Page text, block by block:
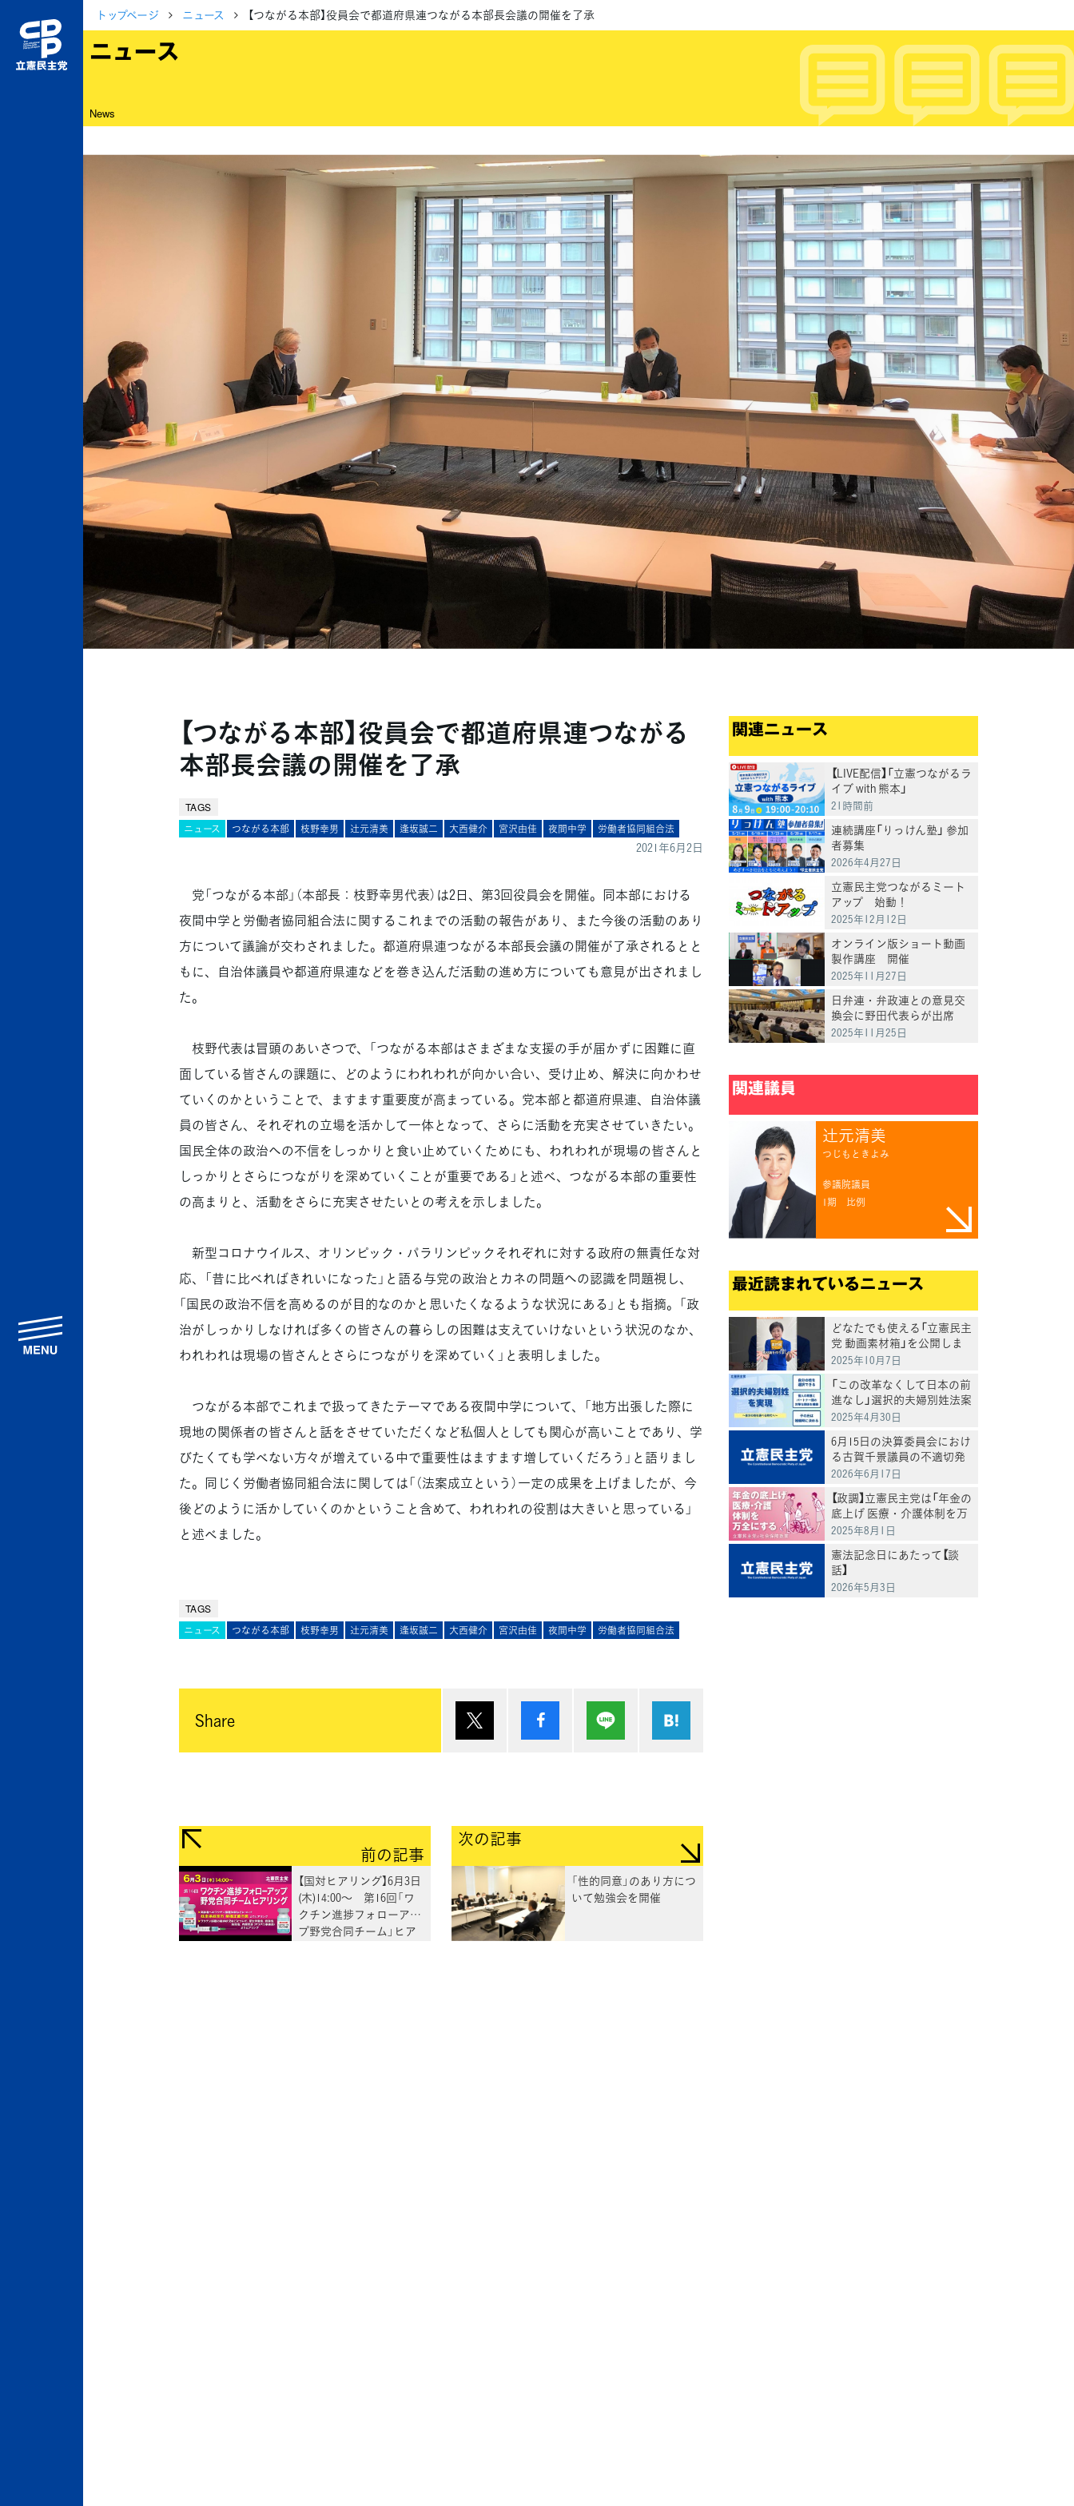
トップページ ニュース 【つながる本部】役員会で都道府県連つながる本部長会議の開催を了承
ニュース
News
【つながる本部】役員会で都道府県連つながる
本部長会議の開催を了承
TAGS
ニュース つながる本部 枝野幸男 辻󠄀元清美 逢坂誠二 大西健介 宮沢由佳 夜間中学 労働者協同組合法
2021年6月2日
党「つながる本部」（本部長：枝野幸男代表）は2日、第3回役員会を開催。同本部における
夜間中学と労働者協同組合法に関するこれまでの活動の報告があり、また今後の活動のあり
方について議論が交わされました。都道府県連つながる本部長会議の開催が了承されるとと
もに、自治体議員や都道府県連などを巻き込んだ活動の進め方についても意見が出されまし
た。
枝野代表は冒頭のあいさつで、「つながる本部はさまざまな支援の手が届かずに困難に直
面している皆さんの課題に、どのようにわれわれが向かい合い、受け止め、解決に向かわせ
ていくのかということで、ますます重要度が高まっている。党本部と都道府県連、自治体議
員の皆さん、それぞれの立場を活かして一体となって、さらに活動を充実させていきたい。
国民全体の政治への不信をしっかりと食い止めていくためにも、われわれが現場の皆さんと
しっかりとさらにつながりを深めていくことが重要である」と述べ、つながる本部の重要性
の高まりと、活動をさらに充実させたいとの考えを示しました。
新型コロナウイルス、オリンピック・パラリンピックそれぞれに対する政府の無責任な対
応、「昔に比べればきれいになった」と語る与党の政治とカネの問題への認識を問題視し、
「国民の政治不信を高めるのが目的なのかと思いたくなるような状況にある」とも指摘。「政
治がしっかりしなければ多くの皆さんの暮らしの困難は支えていけないという状況のなか、
われわれは現場の皆さんとさらにつながりを深めていく」と表明しました。
つながる本部でこれまで扱ってきたテーマである夜間中学について、「地方出張した際に
現地の関係者の皆さんと話をさせていただくなど私個人としても関心が高いことであり、学
びたくても学べない方々が増えている中で重要性はますます増していくだろう」と語りまし
た。同じく労働者協同組合法に関しては「（法案成立という）一定の成果を上げましたが、今
後どのように活かしていくのかということ含めて、われわれの役割は大きいと思っている」
と述べました。
TAGS
ニュース つながる本部 枝野幸男 辻󠄀元清美 逢坂誠二 大西健介 宮沢由佳 夜間中学 労働者協同組合法
Share シェア Lineで送る
前の記事
【国対ヒアリング】6月3日
(木)14:00～ 第16回「ワ
クチン進捗フォローアッ
プ野党合同チーム」ヒア
次の記事
「性的同意」のあり方につ
いて勉強会を開催
関連ニュース
【LIVE配信】「立憲つながるラ
イブ with 熊本」
21時間前
連続講座「りっけん塾」 参加
者募集
2026年4月27日
立憲民主党つながるミート
アップ 始動！
2025年12月12日
オンライン版ショート動画
製作講座 開催
2025年11月27日
日弁連・弁政連との意見交
換会に野田代表らが出席
2025年11月25日
関連議員
辻󠄀元清美
つじもときよみ
参議院議員
1期 比例
最近読まれているニュース
どなたでも使える「立憲民主
党 動画素材箱」を公開しま
した
2025年10月7日
「この改革なくして日本の前
進なし」選択的夫婦別姓法案
を提出
2025年4月30日
6月15日の決算委員会におけ
る古賀千景議員の不適切発
言と処分について
2026年6月17日
【政調】立憲民主党は「年金の
底上げ 医療・介護体制を万
全にする」
2025年8月1日
憲法記念日にあたって【談
話】
2026年5月3日